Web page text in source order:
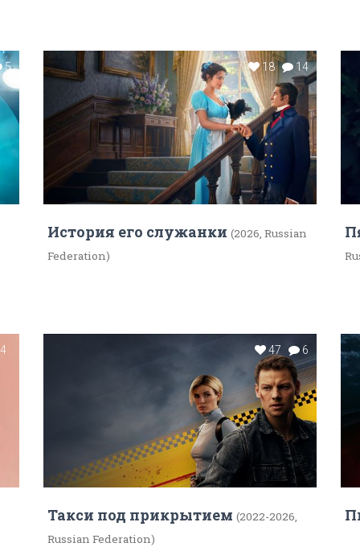
5 18 14
История его служанки (2026, Russian
Federation)
47 6
Такси под прикрытием (2022-2026,
Russian Federation)